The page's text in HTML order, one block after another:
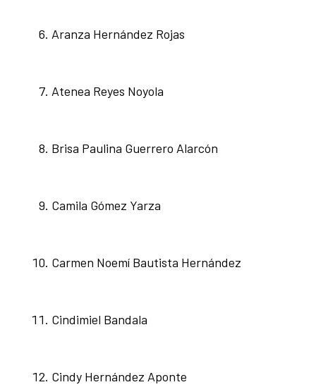
Aranza Hernández Rojas
Atenea Reyes Noyola
Brisa Paulina Guerrero Alarcón
Camila Gómez Yarza
Carmen Noemí Bautista Hernández
Cindimiel Bandala
Cindy Hernández Aponte